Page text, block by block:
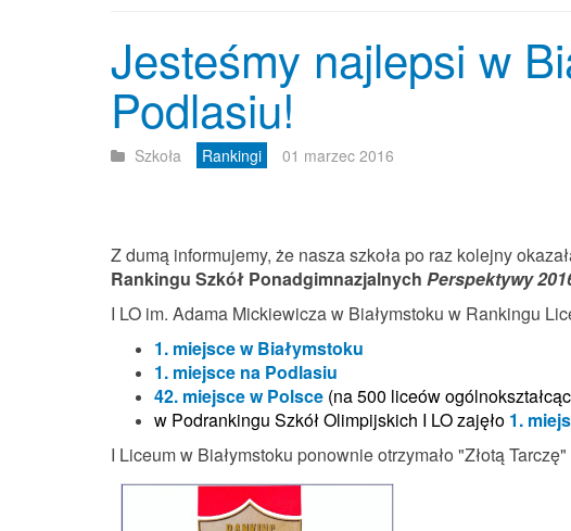
Jesteśmy najlepsi w
Podlasiu!
Szkoła Rankingi 01 marzec 2016
Z dumą informujemy, że nasza szkoła po raz kolejny
Rankingu Szkół Ponadgimnazjalnych Perspektywy
I LO im. Adama Mickiewicza w Białymstoku w Rankingu
1. miejsce w Białymstoku
1. miejsce na Podlasiu
42. miejsce w Polsce (na 500 liceów
w Podrankingu Szkół Olimpijskich I LO zajęło 1.
I Liceum w Białymstoku ponownie otrzymało "Złotą